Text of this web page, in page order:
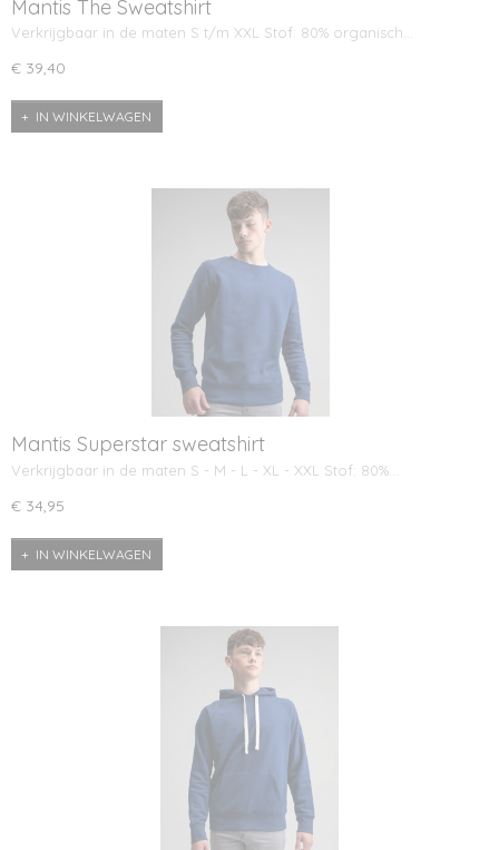
Mantis The Sweatshirt
Verkrijgbaar in de maten S t/m XXL Stof: 80% organisch…
€ 39,40
IN WINKELWAGEN
Mantis Superstar sweatshirt
Verkrijgbaar in de maten S - M - L - XL - XXL Stof: 80%…
€ 34,95
IN WINKELWAGEN